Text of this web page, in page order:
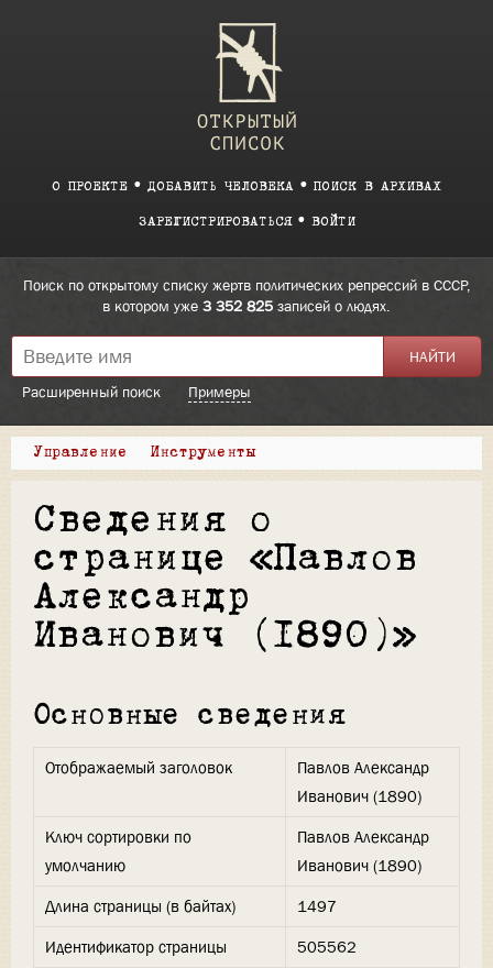
О ПРОЕКТЕ ДОБАВИТЬ ЧЕЛОВЕКА ПОИСК В АРХИВАХ
ЗАРЕГИСТРИРОВАТЬСЯ ВОЙТИ
Поиск по открытому списку жертв политических репрессий в СССР,
в котором уже 3 352 825 записей о людях.
Расширенный поиск Примеры
Управление Инструменты
Сведения о
странице «Павлов
Александр
Иванович (1890)»
Основные сведения
Отображаемый заголовок
Павлов Александр
Иванович (1890)
Ключ сортировки по
умолчанию
Павлов Александр
Иванович (1890)
Длина страницы (в байтах)
1497
Идентификатор страницы
505562